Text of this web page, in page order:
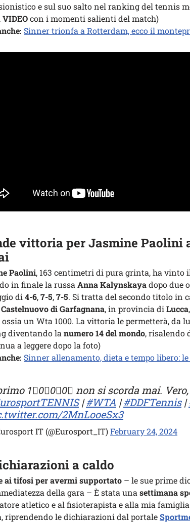
e sul suo salto nel ranking del tennis
VIDEOcon i momenti salienti del match)
Sinner trionfa a Rotterdam, ecco il
vittoria per Jasmine Paolini
Paolini, 163 centimetri di pura grinta, ha vinto
in finale la russa Anna Kalynskayadopo due
di 4-6,7-5,7-5. Si tratta del secondo titolo in
Castelnuovo di Garfagnana, in provincia di Lucca
ossia un Wta 1000. La vittoria le permetterà, da
diventando la numero 14del mondo, risalendo
a leggere dopo la foto)
Sinner allenamento, dieta e tempo libero:
1⃣0⃣0⃣0⃣ non si scorda mai.
|#WTA |#DDFTennis|
2MnLooeSx3
IT (@Eurosport_IT)February 24, 2024
a caldo
ai tifosi per avermi supportato – le sue prime
della gara – È stata una settimana
atletico e al fisioterapista e alla mia
riprendendo le dichiarazioni dal portale